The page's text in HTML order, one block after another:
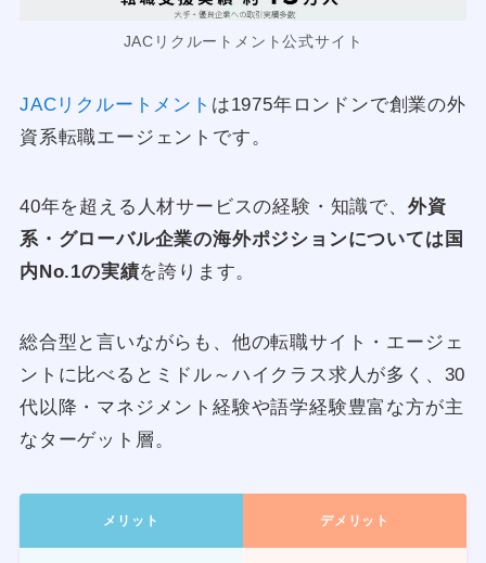
JACリクルートメント公式サイト
JACリクルートメント は1975年ロンドンで創業の外
資系転職エージェントです。
40年を超える人材サービスの経験・知識で、 外資
系・グローバル企業の海外ポジションについては国
内No.1の実績を誇ります。
総合型と言いながらも、他の転職サイト・エージェ
ントに比べるとミドル～ハイクラス求人が多く、30
代以降・マネジメント経験や語学経験豊富な方が主
なターゲット層。
メリット デメリット